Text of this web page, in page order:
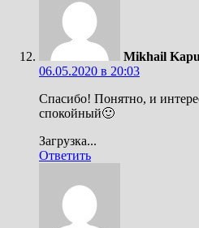
Mikhail
06.05.2020 в 20:03
Спасибо! Понятно, и
спокойный🙂
Загрузка...
Ответить